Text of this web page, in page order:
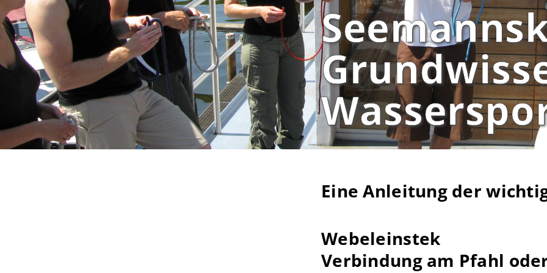
Eine Anleitung der
Webeleinstek
Verbindung am Pfahl